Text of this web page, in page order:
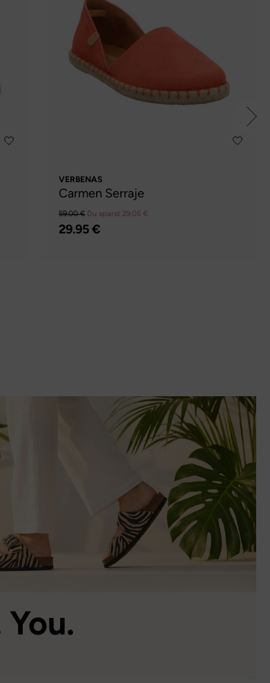
VERBENAS
Carmen Serraje
59.00 € Du sparst 29.05 €
29.95 €